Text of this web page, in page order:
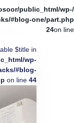
public_html/wp-
#blog-one/part.php
on line
24
$title in
wp-
#blog-
on line 44